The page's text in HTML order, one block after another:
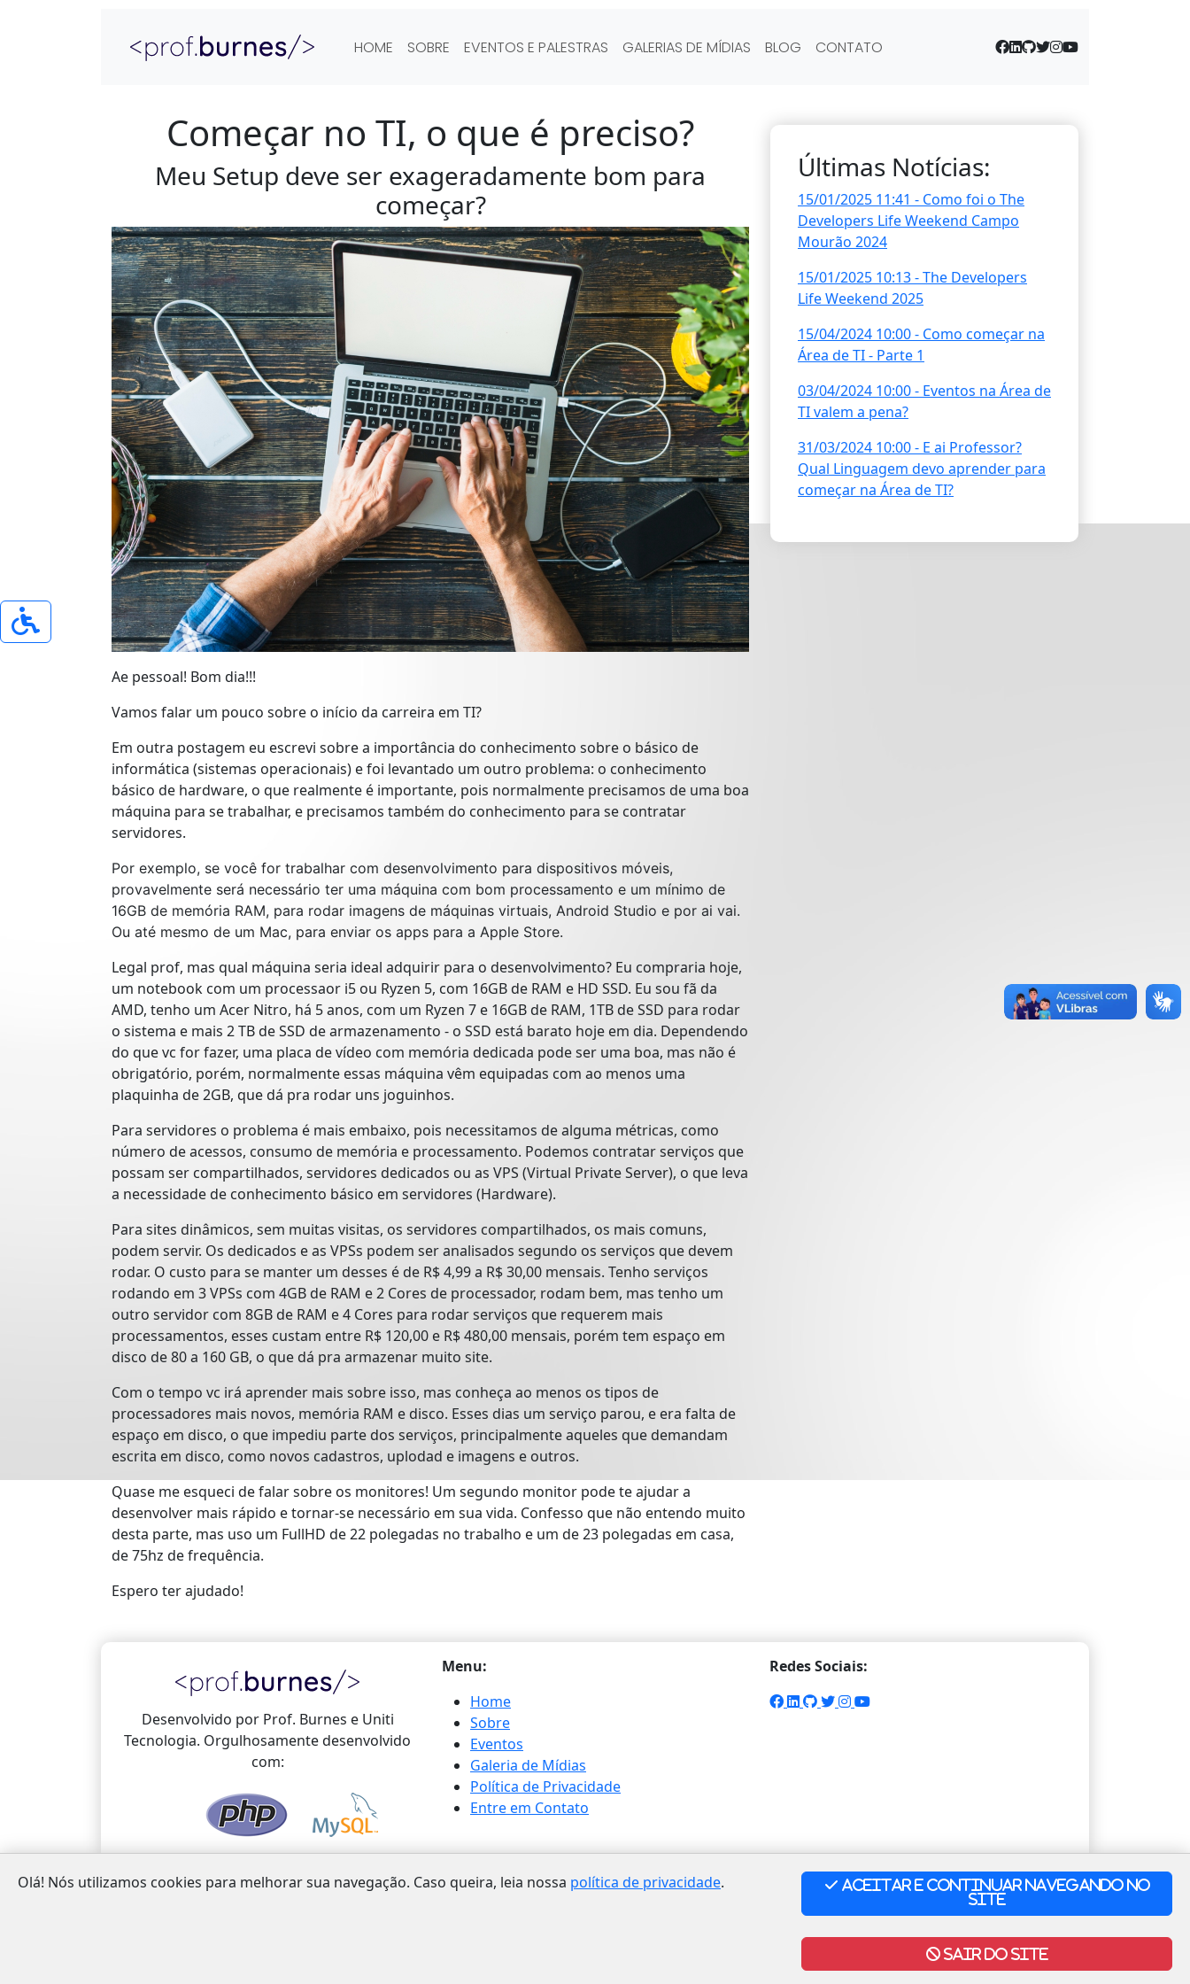
HOME SOBRE EVENTOS E PALESTRAS GALERIAS DE MÍDIAS BLOG CONTATO
Começar no TI, o que é preciso?
Meu Setup deve ser exageradamente bom para
começar?
Ae pessoal! Bom dia!!!
Vamos falar um pouco sobre o início da carreira em TI?
Em outra postagem eu escrevi sobre a importância do conhecimento sobre o básico de
informática (sistemas operacionais) e foi levantado um outro problema: o conhecimento
básico de hardware, o que realmente é importante, pois normalmente precisamos de uma boa
máquina para se trabalhar, e precisamos também do conhecimento para se contratar
servidores.
Por exemplo, se você for trabalhar com desenvolvimento para dispositivos móveis,
provavelmente será necessário ter uma máquina com bom processamento e um mínimo de
16GB de memória RAM, para rodar imagens de máquinas virtuais, Android Studio e por ai vai.
Ou até mesmo de um Mac, para enviar os apps para a Apple Store.
Legal prof, mas qual máquina seria ideal adquirir para o desenvolvimento? Eu compraria hoje,
um notebook com um processaor i5 ou Ryzen 5, com 16GB de RAM e HD SSD. Eu sou fã da
AMD, tenho um Acer Nitro, há 5 anos, com um Ryzen 7 e 16GB de RAM, 1TB de SSD para rodar
o sistema e mais 2 TB de SSD de armazenamento - o SSD está barato hoje em dia. Dependendo
do que vc for fazer, uma placa de vídeo com memória dedicada pode ser uma boa, mas não é
obrigatório, porém, normalmente essas máquina vêm equipadas com ao menos uma
plaquinha de 2GB, que dá pra rodar uns joguinhos.
Para servidores o problema é mais embaixo, pois necessitamos de alguma métricas, como
número de acessos, consumo de memória e processamento. Podemos contratar serviços que
possam ser compartilhados, servidores dedicados ou as VPS (Virtual Private Server), o que leva
a necessidade de conhecimento básico em servidores (Hardware).
Para sites dinâmicos, sem muitas visitas, os servidores compartilhados, os mais comuns,
podem servir. Os dedicados e as VPSs podem ser analisados segundo os serviços que devem
rodar. O custo para se manter um desses é de R$ 4,99 a R$ 30,00 mensais. Tenho serviços
rodando em 3 VPSs com 4GB de RAM e 2 Cores de processador, rodam bem, mas tenho um
outro servidor com 8GB de RAM e 4 Cores para rodar serviços que requerem mais
processamentos, esses custam entre R$ 120,00 e R$ 480,00 mensais, porém tem espaço em
disco de 80 a 160 GB, o que dá pra armazenar muito site.
Com o tempo vc irá aprender mais sobre isso, mas conheça ao menos os tipos de
processadores mais novos, memória RAM e disco. Esses dias um serviço parou, e era falta de
espaço em disco, o que impediu parte dos serviços, principalmente aqueles que demandam
escrita em disco, como novos cadastros, uplodad e imagens e outros.
Quase me esqueci de falar sobre os monitores! Um segundo monitor pode te ajudar a
desenvolver mais rápido e tornar-se necessário em sua vida. Confesso que não entendo muito
desta parte, mas uso um FullHD de 22 polegadas no trabalho e um de 23 polegadas em casa,
de 75hz de frequência.
Espero ter ajudado!
Últimas Notícias:
15/01/2025 11:41 - Como foi o The
Developers Life Weekend Campo
Mourão 2024
15/01/2025 10:13 - The Developers
Life Weekend 2025
15/04/2024 10:00 - Como começar na
Área de TI - Parte 1
03/04/2024 10:00 - Eventos na Área de
TI valem a pena?
31/03/2024 10:00 - E ai Professor?
Qual Linguagem devo aprender para
começar na Área de TI?
Desenvolvido por Prof. Burnes e Uniti
Tecnologia. Orgulhosamente desenvolvido
com:
Menu:
Home
Sobre
Eventos
Galeria de Mídias
Política de Privacidade
Entre em Contato
Redes Sociais:
Olá! Nós utilizamos cookies para melhorar sua navegação. Caso queira, leia nossa política de privacidade.
Aceitar e Continuar Navegando no
Site
Sair do Site